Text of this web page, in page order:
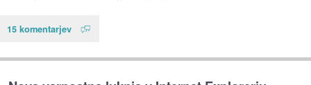
15 komentarjev